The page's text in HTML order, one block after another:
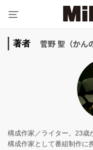
著者 菅野 聖（かん
構成作家／ライター。23歳
構成作家として番組制作に